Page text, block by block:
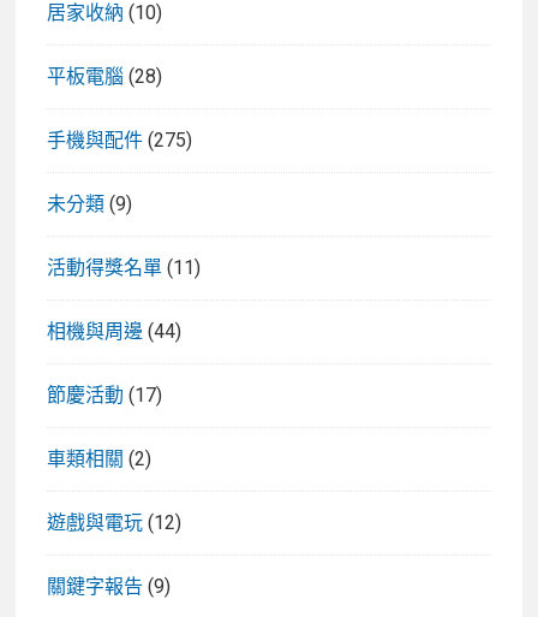
居家收納 (10)
平板電腦 (28)
手機與配件 (275)
未分類 (9)
活動得獎名單 (11)
相機與周邊 (44)
節慶活動 (17)
車類相關 (2)
遊戲與電玩 (12)
關鍵字報告 (9)